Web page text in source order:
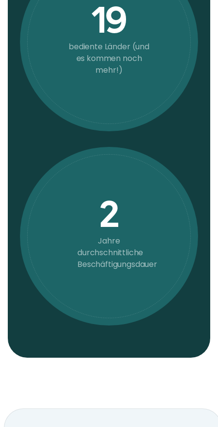
19
bediente Länder (und
es kommen noch
mehr!)
2
Jahre
durchschnittliche
Beschäftigungsdauer